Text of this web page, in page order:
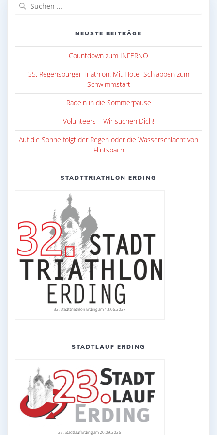
NEUSTE BEITRÄGE
Countdown zum INFERNO
35. Regensburger Triathlon: Mit Hotel-Schlappen zum
Schwimmstart
Radeln in die Sommerpause
Volunteers – Wir suchen Dich!
Auf die Sonne folgt der Regen oder die Wasserschlacht von
Flintsbach
STADTTRIATHLON ERDING
32. Stadttriathlon Erding am 13.06.2027
STADTLAUF ERDING
23. Stadtlauf Erding am 20.09.2026